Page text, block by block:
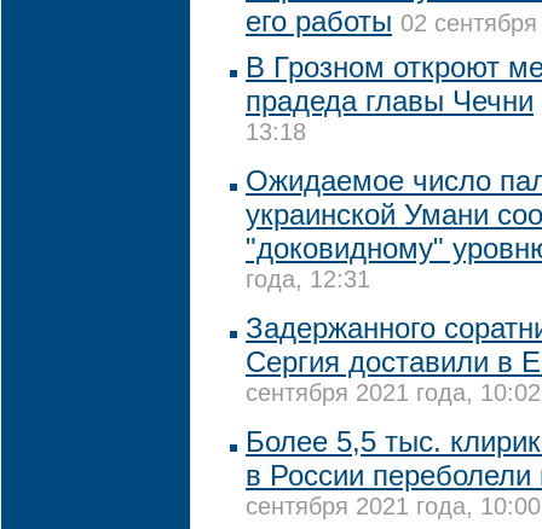
его работы 02
В Грозном откроют
прадеда главы Чечни
13:18
Ожидаемое число
украинской Умани
"доковидному"
года, 12:31
Задержанного
Сергия доставили в
сентября 2021 года, 10:02
Более 5,5 тыс.
в России переболели
сентября 2021 года, 10:00